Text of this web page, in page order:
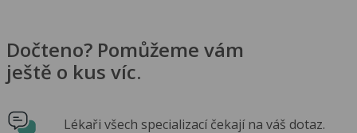
Dočteno? Pomůžeme vám
ještě o kus víc.
Lékaři všech specializací čekají na váš dotaz.